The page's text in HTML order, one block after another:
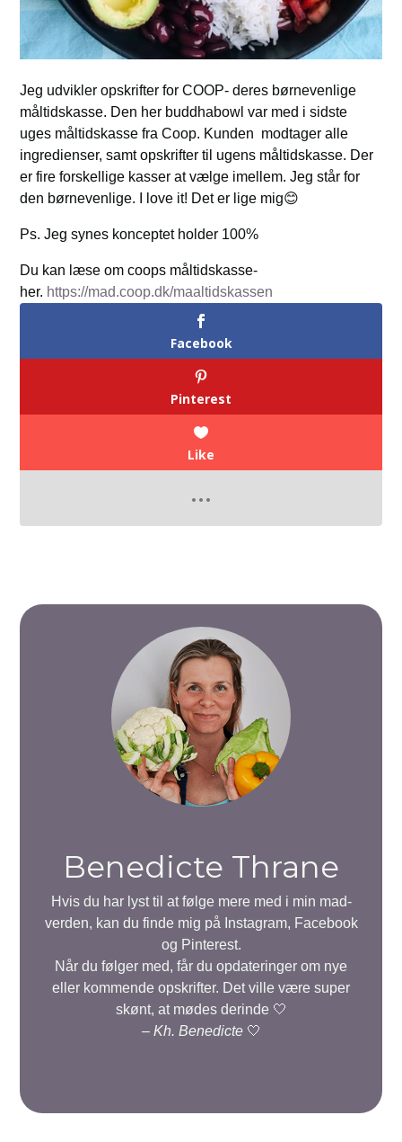
Jeg udvikler opskrifter for COOP- deres børnevenlige
måltidskasse. Den her buddhabowl var med i sidste
uges måltidskasse fra Coop. Kunden modtager alle
ingredienser, samt opskrifter til ugens måltidskasse. Der
er fire forskellige kasser at vælge imellem. Jeg står for
den børnevenlige. I love it! Det er lige mig😊
Ps. Jeg synes konceptet holder 100%
Du kan læse om coops måltidskasse-
her. https://mad.coop.dk/maaltidskassen
Facebook
Pinterest
Like
Benedicte Thrane
Hvis du har lyst til at følge mere med i min mad-
verden, kan du finde mig på Instagram, Facebook
og Pinterest.
Når du følger med, får du opdateringer om nye
eller kommende opskrifter. Det ville være super
skønt, at mødes derinde 🤍
– Kh. Benedicte🤍